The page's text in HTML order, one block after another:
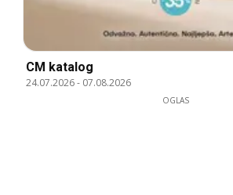
CM katalog
24.07.2026- 07.08.2026
OGLAS